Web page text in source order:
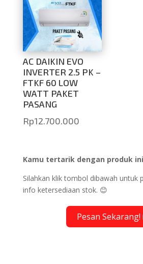
AC DAIKIN EVO
INVERTER 2.5 PK –
FTKF 60 LOW
WATT PAKET
PASANG
Rp12.700.000
Kamu tertarik dengan produk
Silahkan klik tombol dibawah untuk
info ketersediaan stok. 😊
Pesan